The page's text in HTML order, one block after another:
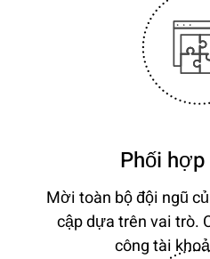
Phối
Mời toàn bộ đội ngũ
cập dựa trên vai trò.
công tài